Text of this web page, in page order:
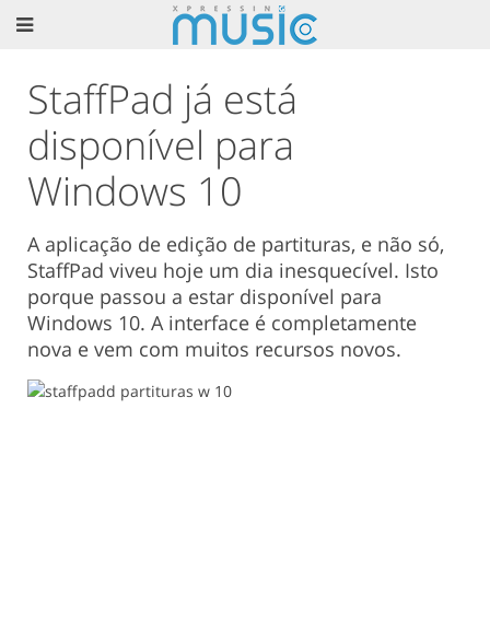
StaffPad já está
disponível para
Windows 10
A aplicação de edição de partituras, e não só,
StaffPad viveu hoje um dia inesquecível. Isto
porque passou a estar disponível para
Windows 10. A interface é completamente
nova e vem com muitos recursos novos.